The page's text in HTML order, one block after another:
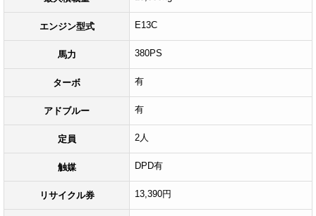
エンジン型式 E13C
馬力 380PS
ターボ 有
アドブルー 有
定員 2人
触媒 DPD有
リサイクル券 13,390円